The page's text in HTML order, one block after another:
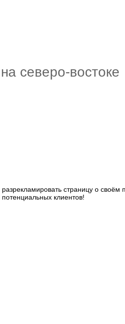
северо-востоке
страницу о своём
клиентов!